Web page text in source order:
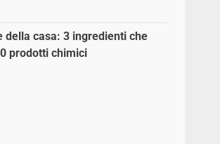
della casa: 3 ingredienti che
prodotti chimici